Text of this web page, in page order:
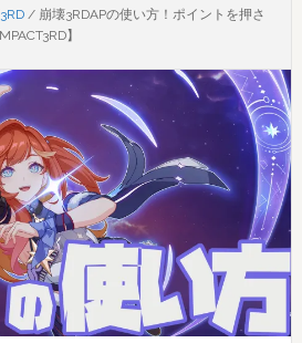
/崩壊3RDAPの使い方！ポイントを押さ
】